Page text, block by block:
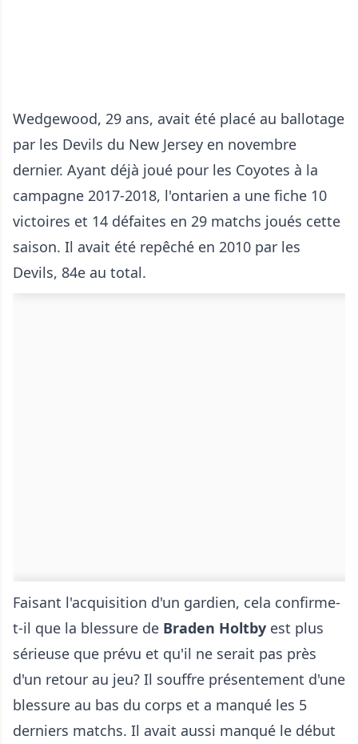
Wedgewood, 29 ans, avait été placé au ballotage
par les Devils du New Jersey en novembre
dernier. Ayant déjà joué pour les Coyotes à la
campagne 2017-2018, l'ontarien a une fiche 10
victoires et 14 défaites en 29 matchs joués cette
saison. Il avait été repêché en 2010 par les
Devils, 84e au total.
Faisant l'acquisition d'un gardien, cela confirme-
t-il que la blessure de Braden Holtby est plus
sérieuse que prévu et qu'il ne serait pas près
d'un retour au jeu? Il souffre présentement d'une
blessure au bas du corps et a manqué les 5
derniers matchs. Il avait aussi manqué le début